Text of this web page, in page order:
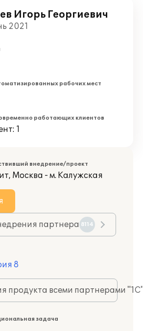
Игорь Георгиевич
2021
рабочих мест
работающих клиентов
1
внедрение/проект
Москва - м. Калужская
партнера 8114
8
продукта всеми партнерами
задача